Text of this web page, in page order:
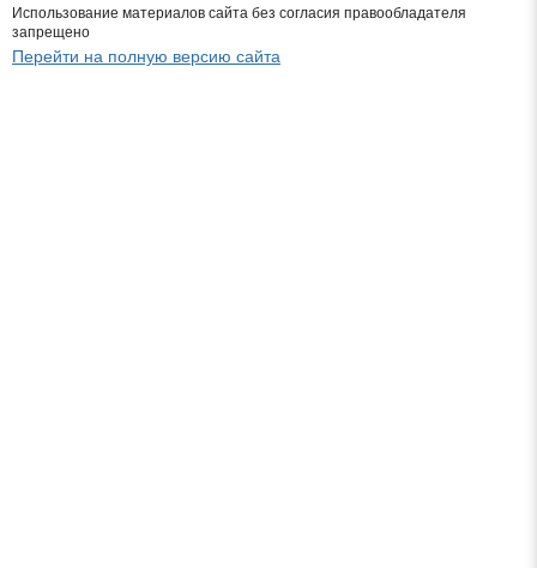
Использование материалов сайта без согласия правообладателя
запрещено
Перейти на полную версию сайта